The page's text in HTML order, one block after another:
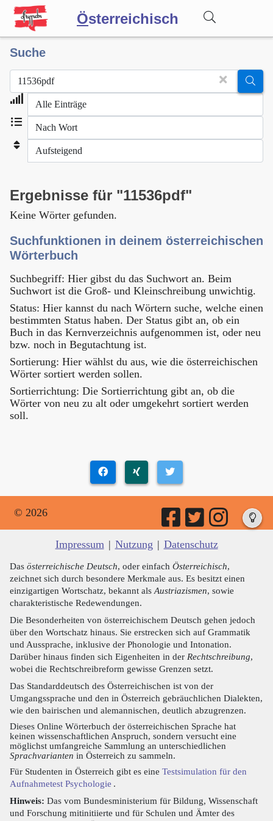
Österreichisch
Wörterbuch
Forum
Blog
Suche
Ergebnisse für "11536pdf"
Keine Wörter gefunden.
Suchfunktionen in deinem österreichischen
Wörterbuch
Suchbegriff: Hier gibst du das Suchwort an. Beim
Suchwort ist die Groß- und Kleinschreibung unwichtig.
Status: Hier kannst du nach Wörtern suche, welche einen
bestimmten Status haben. Der Status gibt an, ob ein
Buch in das Kernverzeichnis aufgenommen ist, oder neu
bzw. noch in Begutachtung ist.
Sortierung: Hier wählst du aus, wie die österreichischen
Wörter sortiert werden sollen.
Sortierrichtung: Die Sortierrichtung gibt an, ob die
Wörter von neu zu alt oder umgekehrt sortiert werden
soll.
© 2026
Impressum | Nutzung | Datenschutz
Das österreichische Deutsch, oder einfach Österreichisch,
zeichnet sich durch besondere Merkmale aus. Es besitzt einen
einzigartigen Wortschatz, bekannt als Austriazismen, sowie
charakteristische Redewendungen.
Die Besonderheiten von österreichischem Deutsch gehen jedoch
über den Wortschatz hinaus. Sie erstrecken sich auf Grammatik
und Aussprache, inklusive der Phonologie und Intonation.
Darüber hinaus finden sich Eigenheiten in der Rechtschreibung,
wobei die Rechtschreibreform gewisse Grenzen setzt.
Das Standarddeutsch des Österreichischen ist von der
Umgangssprache und den in Österreich gebräuchlichen Dialekten,
wie den bairischen und alemannischen, deutlich abzugrenzen.
Dieses Online Wörterbuch der österreichischen Sprache hat
keinen wissenschaftlichen Anspruch, sondern versucht eine
möglichst umfangreiche Sammlung an unterschiedlichen
Sprachvarianten in Österreich zu sammeln.
Für Studenten in Österreich gibt es eine Testsimulation für den
Aufnahmetest Psychologie .
Hinweis: Das vom Bundesministerium für Bildung, Wissenschaft
und Forschung mitinitiierte und für Schulen und Ämter des